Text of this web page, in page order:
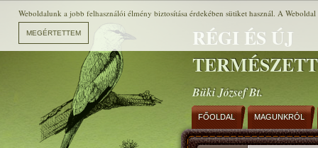
RÉGI ÉS ÚJ
Büki József Bt.
FŐOLDAL MAGUNKRÓL
Weboldalunk a jobb felhasználói élmény biztosítása érdekében sütiket használ. A